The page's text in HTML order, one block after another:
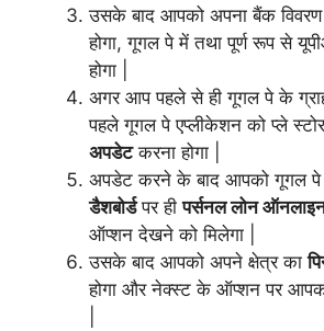
उसके बाद आपको अपना बैंक
होगा, गूगल पे में तथा पूर्ण रूप से
होगा |
अगर आप पहले से ही गूगल पे के
पहले गूगल पे एप्लीकेशन को प्ले
अपडेटकरना होगा |
अपडेट करने के बाद आपको गूगल पे
डैशबोर्डपर हीपर्सनल लोन
ऑप्शन देखने को मिलेगा |
उसके बाद आपको अपने क्षेत्र का
होगा और नेक्स्ट के ऑप्शन पर